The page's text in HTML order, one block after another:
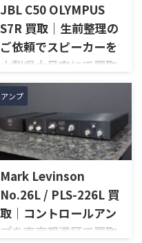
JBL C50 OLYMPUS
S7R 買取｜生前整理の
ご依頼でスピーカーを
山梨県大月市にて買取
しました
山梨県大月市で、生前整理に伴
いJBLの大型スピーカー「C50
OLYMPUS S7R」を出張買取さ
せていただきました。今回の
お品物は、長年大切に音楽を
楽しまれてきたご本人様より、
オーディオ機器の整理を進めた
いとのご相談をいただいたも
のです。 JBL C50 OLYMPUS
S7Rは、Olympus専用エンクロ
アンプ
Mark Levinson
No.26L / PLS-226L 買
取｜コントロールアン
プを東京都港区で買取